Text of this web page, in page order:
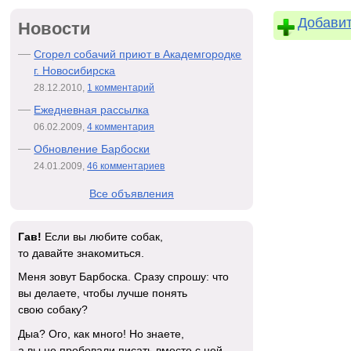
Новости
Сгорел собачий приют в Академгородке
г. Новосибирска
28.12.2010, 1 комментарий
Ежедневная рассылка
06.02.2009,4 комментария
Обновление Барбоски
24.01.2009,46 комментариев
Все объявления
Гав! Если вы любите собак,
то давайте знакомиться.
Меня зовут Барбоска. Сразу спрошу: что
вы делаете, чтобы лучше понять
свою собаку?
Дыа? Ого, как много! Но знаете,